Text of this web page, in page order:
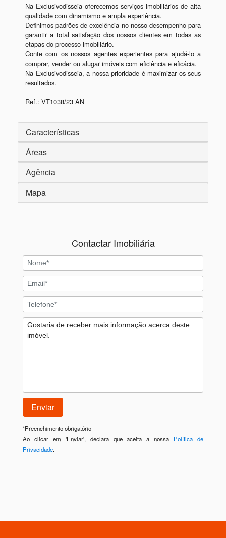
Na Exclusivodisseia oferecemos serviços imobiliários de alta
qualidade com dinamismo e ampla experiência.
Definimos padrões de excelência no nosso desempenho para
garantir a total satisfação dos nossos clientes em todas as
etapas do processo imobiliário.
Conte com os nossos agentes experientes para ajudá-lo a
comprar, vender ou alugar imóveis com eficiência e eficácia.
Na Exclusivodisseia, a nossa prioridade é maximizar os seus
resultados.
Ref.: VT1038/23 AN
Características
Áreas
Agência
Mapa
Contactar Imobiliária
*Preenchimento obrigatório
Ao clicar em 'Enviar', declara que aceita a nossa Política de
Privacidade.